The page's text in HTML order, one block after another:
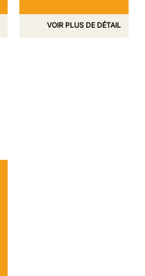
VOIR PLUS DE DÉTAIL